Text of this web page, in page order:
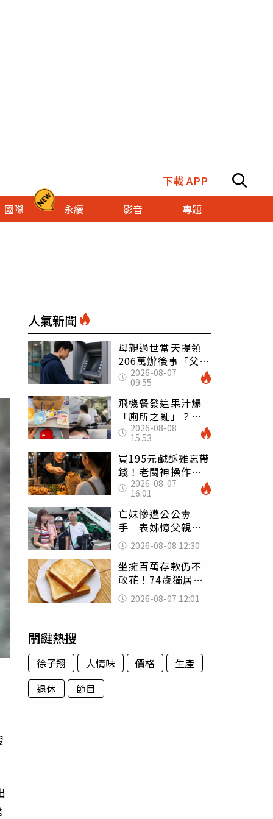
下載 APP
國際 永續 影音 專題
人氣新聞
母親過世當天提領
206萬辦後事「父子
遭判刑」 律師：
搶錢先下手是罪
2026-08-07
09:55
飛機餐發這果汁爆
「廁所之亂」？乘
客崩潰：差點丟大
臉 醫揭3類人別亂
喝
2026-08-08
15:53
買195元鹹酥雞忘帶
錢！老闆神操作
「倒找5元」 全網
看哭：這就是台灣
2026-08-07
16:01
亡妹慘遭公公毒
手 表姊憶父親節
前夕：小舅舅仍到
殯儀館陪她說話
2026-08-08 12:30
坐擁百萬存款仍不
敢花！74歲獨居翁
「1餐只吃1片吐
司」 半年後暴瘦
2026-08-07 12:01
關鍵熱搜
徐子翔 人情味 價格
生產
退休
節目